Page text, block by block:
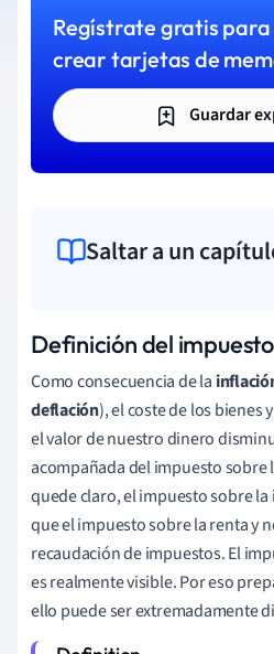
Regístrate gratis
crear tarjetas de
Guardar
Saltar a un
Definición del
Como consecuencia de la
deflación), el coste de los bienes
el valor de nuestro dinero
acompañada del impuesto sobre
quede claro, el impuesto sobre
que el impuesto sobre la renta y
recaudación de impuestos. El
es realmente visible. Por eso
ello puede ser extremadamente